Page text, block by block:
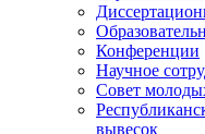
Конференции
Научное
Совет
вывесок